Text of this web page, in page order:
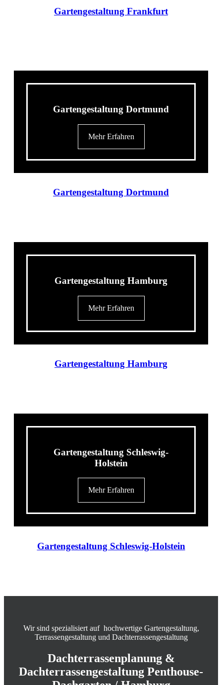
Gartengestaltung Frankfurt
Gartengestaltung Dortmund
Mehr Erfahren
Gartengestaltung Dortmund
Gartengestaltung Hamburg
Mehr Erfahren
Gartengestaltung Hamburg
Gartengestaltung Schleswig-
Holstein
Mehr Erfahren
Gartengestaltung Schleswig-Holstein
Wir sind spezialisiert auf hochwertige Gartengestaltung,
Terrassengestaltung und Dachterrassengestaltung
Dachterrassenplanung &
Dachterrassengestaltung Penthouse-